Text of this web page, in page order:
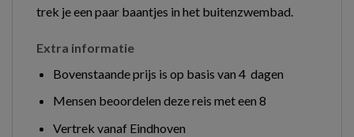
trek je een paar baantjes in het buitenzwembad.
Extra informatie
Bovenstaande prijs is op basis van 4 dagen
Mensen beoordelen deze reis met een 8
Vertrek vanaf Eindhoven